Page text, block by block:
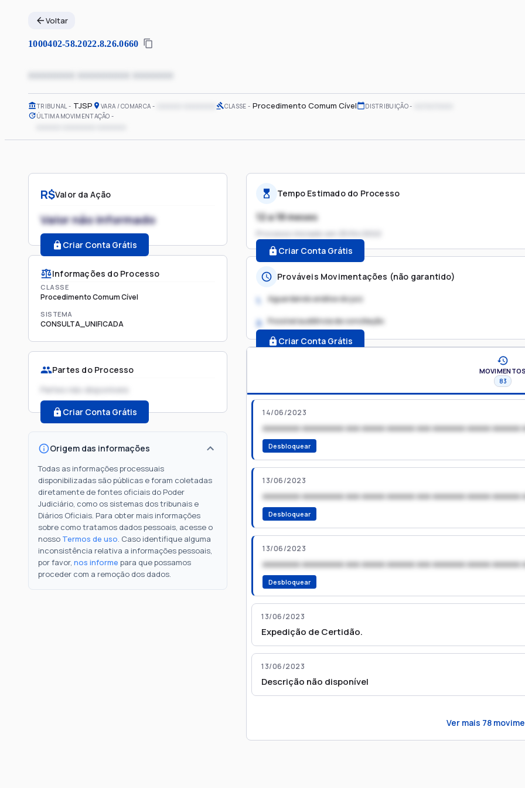
Voltar
1000402-58.2022.8.26.0660
xxxxxxxx xxxxxxxxx xxxxxxx
TRIBUNAL TJSP VARA / COMARCA CLASSE Procedimento Comum Cível DISTRIBUIÇÃO
ÚLTIMA MOVIMENTAÇÃO
R$Valor da Ação
Valor não informado
Criar Conta Grátis
Informações do Processo
CLASSE
Procedimento Comum Cível
SISTEMA
CONSULTA_UNIFICADA
Partes do Processo
Partes não disponíveis
Criar Conta Grátis
Origem das informações
Todas as informações processuais
disponibilizadas são públicas e foram coletadas
diretamente de fontes oficiais do Poder
Judiciário, como os sistemas dos tribunais e
Diários Oficiais. Para obter mais informações
sobre como tratamos dados pessoais, acesse o
nosso Termos de uso. Caso identifique alguma
inconsistência relativa a informações pessoais,
por favor, nos informe para que possamos
proceder com a remoção dos dados.
Tempo Estimado do Processo
12 a 18 meses
Processo iniciado em
Criar Conta Grátis
Prováveis Movimentações (não garantido)
1. Aguardando análise do juiz
2. Possível audiência de conciliação
Criar Conta Grátis
MOVIMENTOS
83
14/06/2023
xxxxxxxx xxxxxxxxx xxx xxxxx xxxxxx xxx xxxxxxx xxxxx xxxxxx
Desbloquear
13/06/2023
xxxxxxxx xxxxxxxxx xxx xxxxx xxxxxx xxx xxxxxxx xxxxx xxxxxx
Desbloquear
13/06/2023
xxxxxxxx xxxxxxxxx xxx xxxxx xxxxxx xxx xxxxxxx xxxxx xxxxxx
Desbloquear
13/06/2023
Expedição de Certidão.
13/06/2023
Descrição não disponível
Ver mais 78